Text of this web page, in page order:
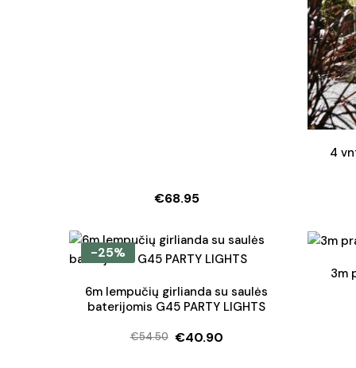
€68.95
4
-25%
6m lempučių girlianda su saulės
baterijomis G45 PARTY LIGHTS
€54.50
Original
€40.90
Current
3m